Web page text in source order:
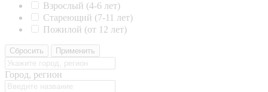
Взрослый (4-6 лет)
Стареющий (7-11 лет)
Пожилой (от 12 лет)
Сбросить Применить
Город, регион